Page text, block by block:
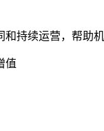
持续运营，帮助
值